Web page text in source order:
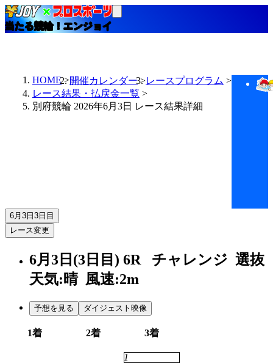
当たる競輪！エンジョイ
HOME 開催カレンダー
レースプログラム
レース結果・払戻金一覧
別府競輪 2026年6月3日 レース結果詳細
6月3日 3日目
レース変更
6月3日(3日目) 6R チャレンジ 選抜
天気:晴 風速:2m
予想を見る ダイジェスト映像
1着 2着 3着
1